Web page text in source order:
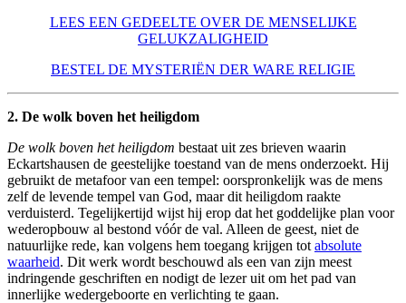
LEES EEN GEDEELTE OVER DE MENSELIJKE
GELUKZALIGHEID
BESTEL DE MYSTERIËN DER WARE RELIGIE
2. De wolk boven het heiligdom
De wolk boven het heiligdom bestaat uit zes brieven waarin
Eckartshausen de geestelijke toestand van de mens onderzoekt. Hij
gebruikt de metafoor van een tempel: oorspronkelijk was de mens
zelf de levende tempel van God, maar dit heiligdom raakte
verduisterd. Tegelijkertijd wijst hij erop dat het goddelijke plan voor
wederopbouw al bestond vóór de val. Alleen de geest, niet de
natuurlijke rede, kan volgens hem toegang krijgen tot absolute
waarheid. Dit werk wordt beschouwd als een van zijn meest
indringende geschriften en nodigt de lezer uit om het pad van
innerlijke wedergeboorte en verlichting te gaan.